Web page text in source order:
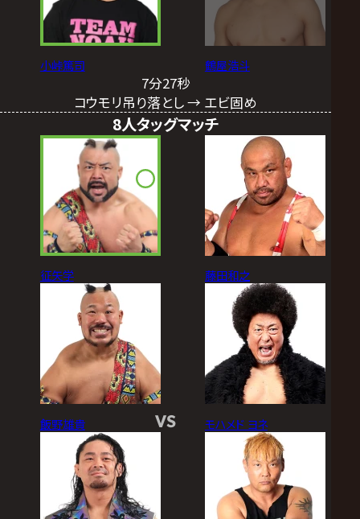
小峠篤司 鶴屋浩斗
7分27秒
コウモリ吊り落とし → エビ固め
8人タッグマッチ
征矢学
飯野雄貴 VS
藤田和之
モハメド ヨネ